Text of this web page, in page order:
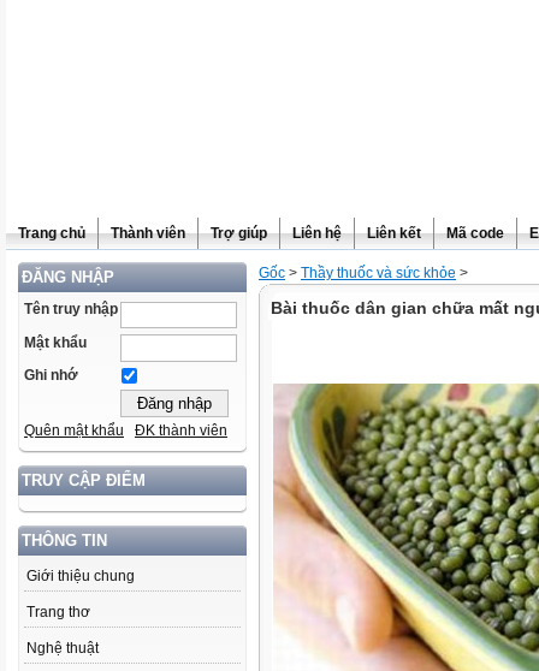
Trang chủ Thành viên Trợ giúp Liên hệ Liên kết Mã code
ĐĂNG NHẬP
Tên truy nhập
Mật khẩu
Ghi nhớ
Quên mật khẩu ĐK thành viên
TRUY CẬP ĐIỂM
THÔNG TIN
Giới thiệu chung
Trang thơ
Nghệ thuật
Gốc > Thầy thuốc và sức khỏe >
Bài thuốc dân gian chữa mất